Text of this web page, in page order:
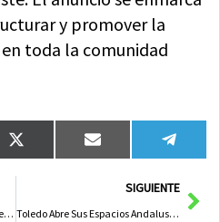
y promover la
toda la comunidad
Compartir
en
X
(Twitter)
Compartir
en
Email
en
Dipujoven Reúne a 150 Jóvenes en Evento en Tobarra
SIGUIENTE
Toledo Abre Sus Espacios Andalusíes en la Jornada Cultural del Día del Patrimonio Mundial